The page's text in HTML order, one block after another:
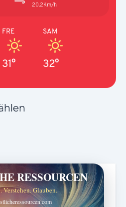
20.2Km/h
FRE
31°
SAM
32°
RESSOURCEN
Verstehen. Glauben.